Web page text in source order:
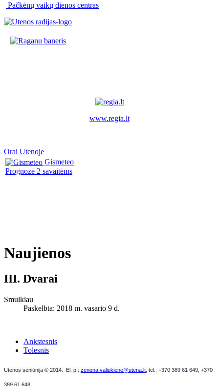
Pačkėnų vaikų dienos centras
www.regia.lt
Orai Utenoje
Gismeteo
Prognozė 2 savaitėms
Naujienos
III. Dvarai
Smulkiau
Paskelbta: 2018 m. vasario 9 d.
Ankstesnis
Tolesnis
Utenos seniūnija © 2014. El. p.: zenona.valiukiene@utena.lt , tel.: +370 389 61 649, +370
389 61 648